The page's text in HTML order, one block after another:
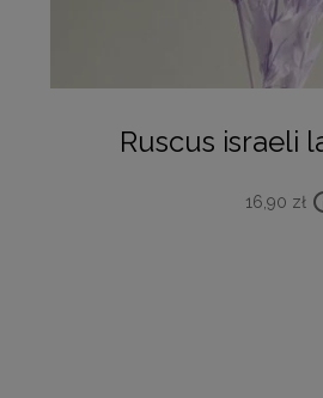
Ruscus israeli
16,90 zł